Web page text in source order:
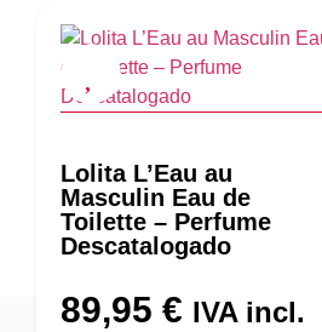
Lolita L’Eau au
Masculin Eau de
Toilette – Perfume
Descatalogado
89,95 € IVA incl.